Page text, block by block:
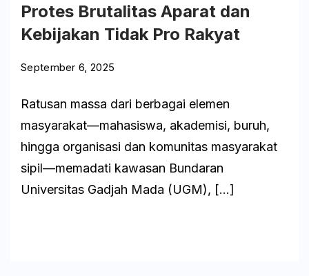
Protes Brutalitas Aparat dan
Kebijakan Tidak Pro Rakyat
September 6, 2025
Ratusan massa dari berbagai elemen
masyarakat—mahasiswa, akademisi, buruh,
hingga organisasi dan komunitas masyarakat
sipil—memadati kawasan Bundaran
Universitas Gadjah Mada (UGM), […]